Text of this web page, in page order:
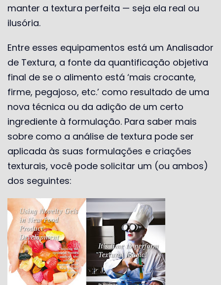
manter a textura perfeita — seja ela real ou
ilusória.
Entre esses equipamentos está um Analisador
de Textura, a fonte da quantificação objetiva
final de se o alimento está ‘mais crocante,
firme, pegajoso, etc.’ como resultado de uma
nova técnica ou da adição de um certo
ingrediente à formulação. Para saber mais
sobre como a análise de textura pode ser
aplicada às suas formulações e criações
texturais, você pode solicitar um (ou ambos)
dos seguintes: